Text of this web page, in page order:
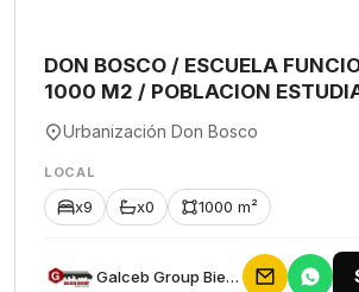
DON BOSCO / ESCUELA
1000 M2 / POBLACION
Urbanización Don Bosco
LOCAL
x9 x0 1000 m²
Galceb Group Bienes Raices